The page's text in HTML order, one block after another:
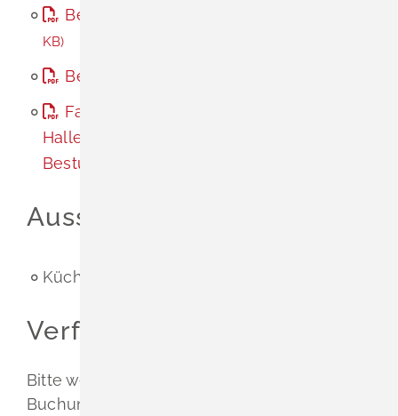
Bestuhlungsplan mit Tischen
KB)
Bestuhlungsplan nur Stühle
Fassungsvermögen der Schliengener
Hallen lt. baupolizeilich genehmigten
Bestuhlungsplänen
Ausstattung
Küche
Verfügbarkeit
Bitte wenden Sie sich bei
Buchungsanfragen direkt an die